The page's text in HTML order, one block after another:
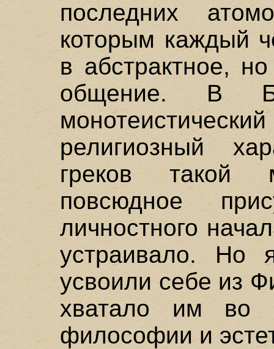
последних
которым каждый
в абстрактное,
общение. В
религиозный
греков такой
повсюдное
личностного
устраивало. Но
усвоили себе из
хватало им во
философии и